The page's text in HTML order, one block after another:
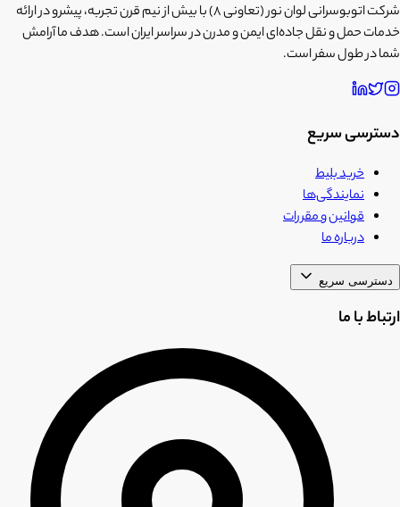
شرکت اتوبوسرانی لوان نور (تعاونی ۸) با بیش از نیم قرن تجربه، پیشرو در ارائه
خدمات حمل و نقل جاده‌ای ایمن و مدرن در سراسر ایران است. هدف ما آرامش
شما در طول سفر است.
دسترسی سریع
خرید بلیط
نمایندگی‌ها
قوانین و مقررات
درباره ما
دسترسی سریع
ارتباط با ما